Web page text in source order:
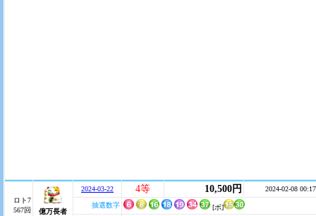
ロト7
567回
億万長者
2024-03-22 4等 10,500円 2024-02-08 00:17
抽選数字
[ボ]